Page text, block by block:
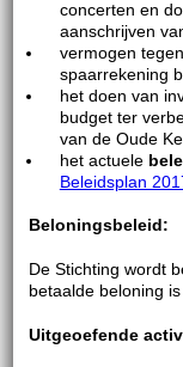
concerten en
aanschrijven
vermogen
spaarrekening
het doen van
budget ter
van de Oude
het actuele
Beleidsplan
Beloningsbeleid:
De Stichting wordt
betaalde beloning
Uitgeoefende